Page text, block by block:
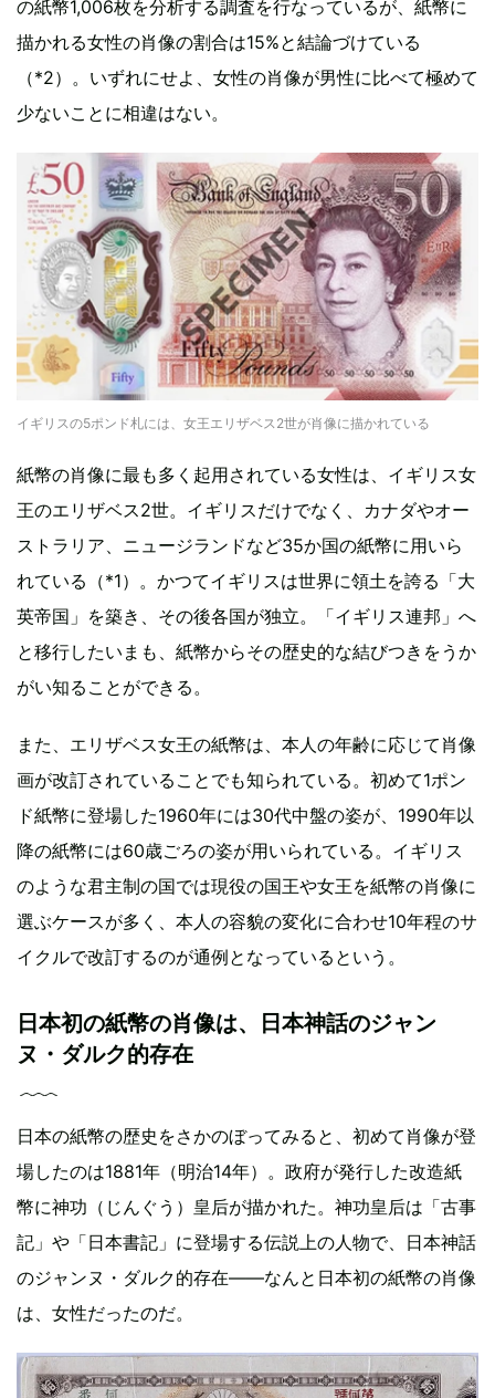
の紙幣1,006枚を分析する調査を行なっているが、紙幣に
描かれる女性の肖像の割合は15%と結論づけている
（*2）。いずれにせよ、女性の肖像が男性に比べて極めて
少ないことに相違はない。
イギリスの5ポンド札には、女王エリザベス2世が肖像に描かれている
紙幣の肖像に最も多く起用されている女性は、イギリス女
王のエリザベス2世。イギリスだけでなく、カナダやオー
ストラリア、ニュージランドなど35か国の紙幣に用いら
れている（*1）。かつてイギリスは世界に領土を誇る「大
英帝国」を築き、その後各国が独立。「イギリス連邦」へ
と移行したいまも、紙幣からその歴史的な結びつきをうか
がい知ることができる。
また、エリザベス女王の紙幣は、本人の年齢に応じて肖像
画が改訂されていることでも知られている。初めて1ポン
ド紙幣に登場した1960年には30代中盤の姿が、1990年以
降の紙幣には60歳ごろの姿が用いられている。イギリス
のような君主制の国では現役の国王や女王を紙幣の肖像に
選ぶケースが多く、本人の容貌の変化に合わせ10年程のサ
イクルで改訂するのが通例となっているという。
日本初の紙幣の肖像は、日本神話のジャン
ヌ・ダルク的存在
日本の紙幣の歴史をさかのぼってみると、初めて肖像が登
場したのは1881年（明治14年）。政府が発行した改造紙
幣に神功（じんぐう）皇后が描かれた。神功皇后は「古事
記」や「日本書記」に登場する伝説上の人物で、日本神話
のジャンヌ・ダルク的存在――なんと日本初の紙幣の肖像
は、女性だったのだ。